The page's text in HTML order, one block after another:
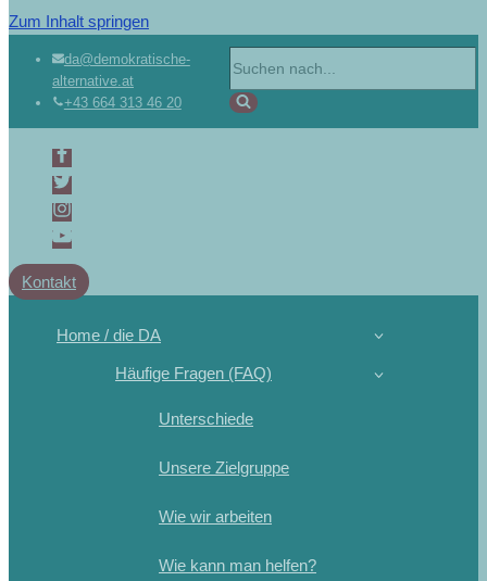
Zum Inhalt springen
da@demokratische-
alternative.at
+43 664 313 46 20
Kontakt
Home / die DA
Häufige Fragen (FAQ)
Unterschiede
Unsere Zielgruppe
Wie wir arbeiten
Wie kann man helfen?